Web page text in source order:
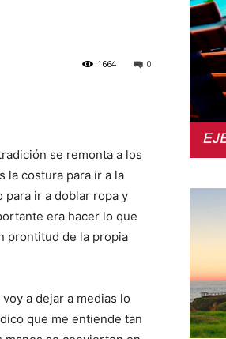
0
1664
se remonta a los
la costura para ir a la
para ir a doblar ropa y
era hacer lo que
prontitud de la propia
a dejar a medias lo
que me entiende tan